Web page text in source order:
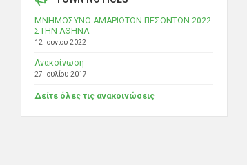
ΜΝΗΜΟΣΥΝΟ ΑΜΑΡΙΩΤΩΝ ΠΕΣΟΝΤΩΝ 2022
ΣΤΗΝ ΑΘΗΝΑ
12 Ιουνίου 2022
Ανακοίνωση
27 Ιουλίου 2017
Δείτε όλες τις ανακοινώσεις